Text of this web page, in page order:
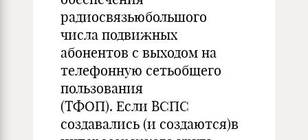
радиосвязьюбольшого
числа подвижных
абонентов с выходом на
телефонную сетьобщего
пользования
(ТФОП). Если ВСПС
создавались (и создаются)в